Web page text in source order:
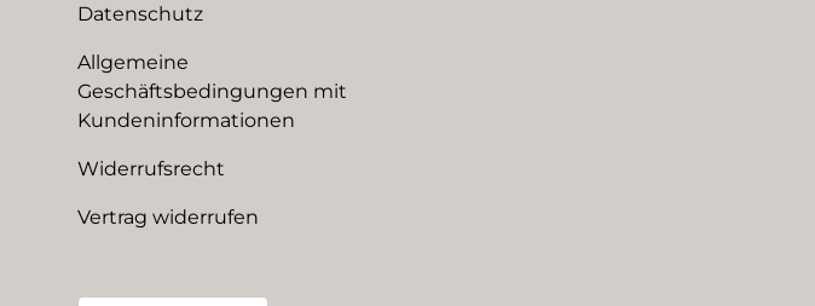
Datenschutz
Allgemeine
Geschäftsbedingungen mit
Kundeninformationen
Widerrufsrecht
Vertrag widerrufen